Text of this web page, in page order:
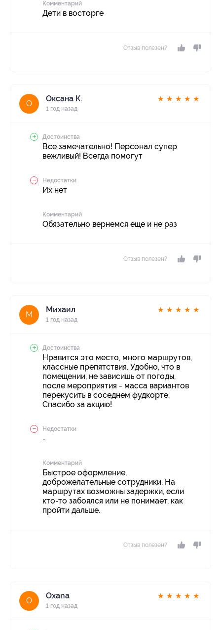
Комментарий
Дети в восторге
Отзыв полезен?
О
Оксана К.
1 год назад
★ ★ ★ ★ ★
Достоинства
Все замечательно! Персонал супер
вежливый! Всегда помогут
Недостатки
Их нет
Комментарий
Обязательно вернемся еще и не раз
Отзыв полезен?
М
Михаил
1 год назад
★ ★ ★ ★ ★
Достоинства
Нравится это место, много маршрутов,
классные препятствия. Удобно, что в
помещении, не зависишь от погоды,
после мероприятия - масса вариантов
перекусить в соседнем фудкорте.
Спасибо за акцию!
Недостатки
-
Комментарий
Быстрое оформление,
доброжелательные сотрудники. На
маршрутах возможны задержки, если
кто-то забоялся или не понимает, как
пройти дальше.
Отзыв полезен?
O
Oxana
1 год назад
★ ★ ★ ★ ★